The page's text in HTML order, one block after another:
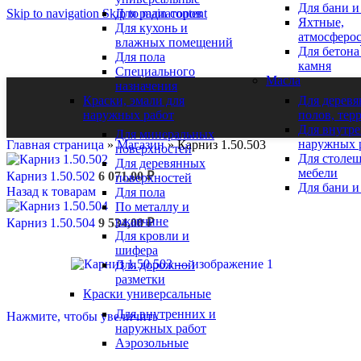
Skip to navigation Skip to main content
+7 (901) 585-20-91
+7 (495) 142-95-96
Проложить маршрут
г. Коломна, ТК «СТРОЙЛЕНД»
ул. Октябрьская дом 88а Строение 3, Павильон 45
Подробнее
Пн. – Вск:
9:00 - 19:00
+7 (925) 428-80-87
Проложить маршрут
Для радиаторов
Для кухонь и
влажных помещений
Для пола
Специального
назначения
Краски, эмали для
наружных работ
Для минеральных
поверхностей
Для деревянных
поверхностей
Для пола
По металлу и
ржавчине
Для кровли и
шифера
Для дорожной
разметки
Краски универсальные
Для внутренних и
наружных работ
Аэрозольные
Для бани
Яхтные,
Для
камня
Масла
Для
полов,
Для
наружных
Для
мебели
Для бани
Главная страница »Магазин»Карниз 1.50.503
Карниз 1.50.502 6 071,00₽
Назад к товарам
Карниз 1.50.504 9 534,00₽
Нажмите, чтобы увеличить